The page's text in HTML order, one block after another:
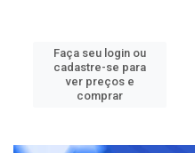
Faça seu login ou
cadastre-se para
ver preços e
comprar